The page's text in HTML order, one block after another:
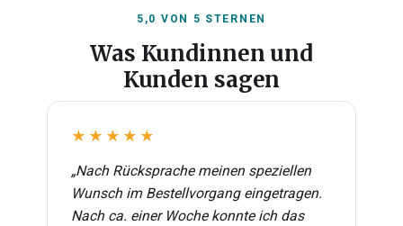
5,0 VON 5 STERNEN
Was Kundinnen und
Kunden sagen
★★★★★
„Nach Rücksprache meinen speziellen
Wunsch im Bestellvorgang eingetragen.
Nach ca. einer Woche konnte ich das